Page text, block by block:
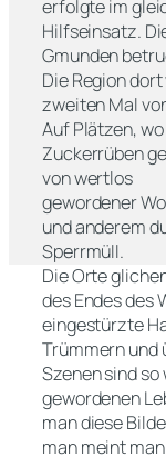
erfolgte im
Hilfseinsatz.
Gmunden
Die Region
zweiten Mal
Auf Plätzen,
Zuckerrüben
von wertlos
gewordener
und anderem
Sperrmüll.
Die Orte
des Endes des
eingestürzte
Trümmern und
Szenen sind
gewordenen
man diese
man meint